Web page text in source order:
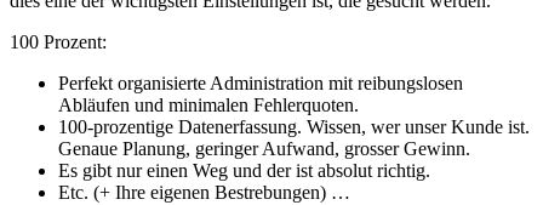
100 Prozent:
Perfekt organisierte Administration mit reibungslosen
Abläufen und minimalen Fehlerquoten.
100-prozentige Datenerfassung. Wissen, wer unser Kunde ist.
Genaue Planung, geringer Aufwand, grosser Gewinn.
Es gibt nur einen Weg und der ist absolut richtig.
Etc. (+ Ihre eigenen Bestrebungen) …